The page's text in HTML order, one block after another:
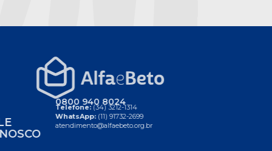
CONOSCO
0800 940 8024
Telefone:(34) 3212-1314
WhatsApp:(11) 91732-2699
atendimento@alfaebeto.org.br